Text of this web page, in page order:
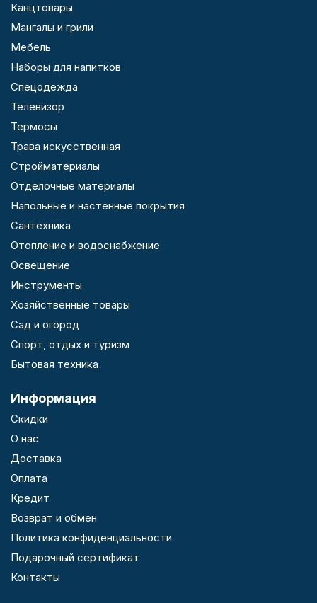
Канцтовары
Мангалы и грили
Мебель
Наборы для напитков
Спецодежда
Телевизор
Термосы
Трава искусственная
Стройматериалы
Отделочные материалы
Напольные и настенные покрытия
Сантехника
Отопление и водоснабжение
Освещение
Инструменты
Хозяйственные товары
Сад и огород
Спорт, отдых и туризм
Бытовая техника
Информация
Скидки
О нас
Доставка
Оплата
Кредит
Возврат и обмен
Политика конфиденциальности
Подарочный сертификат
Контакты